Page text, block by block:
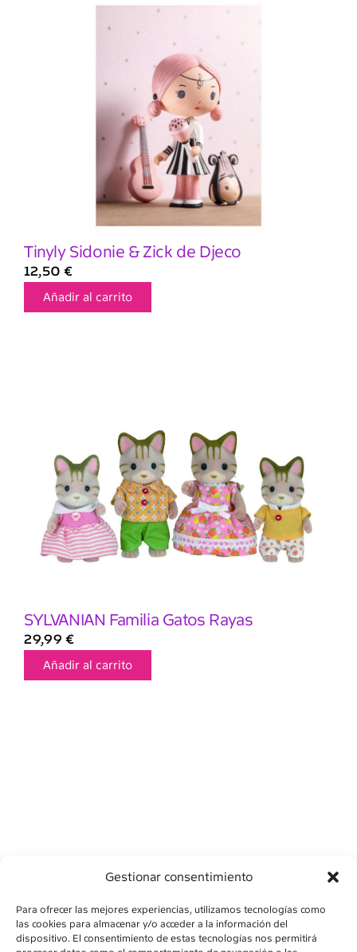
Gestionar consentimiento
Para ofrecer las mejores experiencias, utilizamos tecnologías como
las cookies para almacenar y/o acceder a la información del
dispositivo. El consentimiento de estas tecnologías nos permitirá
Tinyly Sidonie & Zick de Djeco
12,50 €
Añadir al carrito
SYLVANIAN Familia Gatos Rayas
29,99 €
Añadir al carrito